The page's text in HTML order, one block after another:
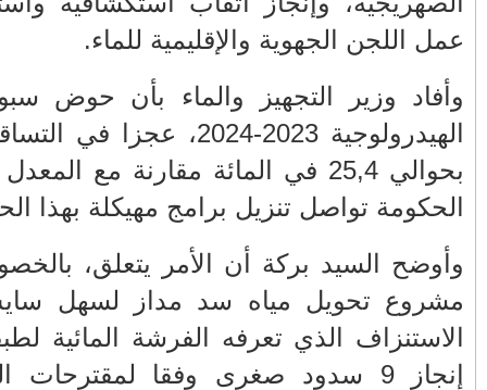
السنة
المطرية قدر
مضيفا أن
إنجاز
للحد من
وبرمجة
التي
نوفمبر(1)
◄يونيو(222)
◄مايو(195)
أبريل
(209)
▼ مارس
(163)
الفطر السعيد
أمير المؤمنين يؤدي غدا الاثنين صلاة
عيد الفطر المب...
عيد الفطر يوم غد الإثنين فاتح شوال
1446هـ: 31 مارس...